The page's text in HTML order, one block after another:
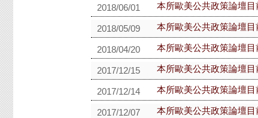
2018/06/01 本所歐美公共政策論壇
2018/05/09 本所歐美公共政策論壇
2018/04/20 本所歐美公共政策論壇
2017/12/15 本所歐美公共政策論壇
2017/12/14 本所歐美公共政策論壇
2017/12/07 本所歐美公共政策論壇